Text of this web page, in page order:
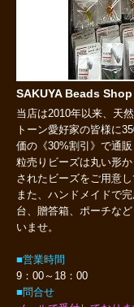
SAKUYA Beads Shop
当店は2010年以来、天
トーン愛好家の皆様に
価の《30%割引》で通
粒売りビーズは丸い形
されたビーズをご用意し
また、ハンドメイドで
台、贈答箱、ポーチな
いませ。
■営業時間
9：00～18：00
■問合せ